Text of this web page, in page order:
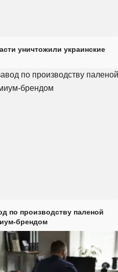
уничтожили украинские
по производству паленой
брендом